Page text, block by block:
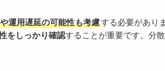
運用遅延の可能性も考慮する必要があり
をしっかり確認することが重要です。分